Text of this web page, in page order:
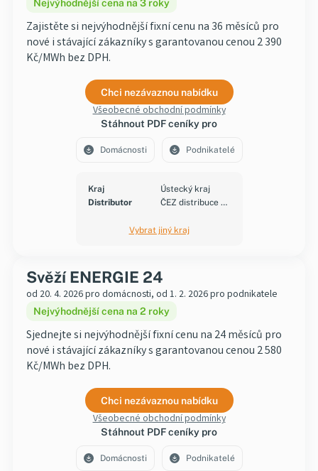
Nejvýhodnější cena na 3 roky
Zajistěte si nejvýhodnější fixní cenu na 36 měsíců pro
nové i stávající zákazníky s garantovanou cenou 2 390
Kč/MWh bez DPH.
Chci nezávaznou nabídku
Všeobecné obchodní podmínky
Stáhnout PDF ceníky pro
Domácnosti Podnikatelé
Kraj
Ústecký kraj
Distributor
ČEZ distribuce a.s.
Vybrat jiný kraj
Svěží ENERGIE 24
od 20. 4. 2026 pro domácnosti, od 1. 2. 2026 pro podnikatele
Nejvýhodnější cena na 2 roky
Sjednejte si nejvýhodnější fixní cenu na 24 měsíců pro
nové i stávající zákazníky s garantovanou cenou 2 580
Kč/MWh bez DPH.
Chci nezávaznou nabídku
Všeobecné obchodní podmínky
Stáhnout PDF ceníky pro
Domácnosti Podnikatelé